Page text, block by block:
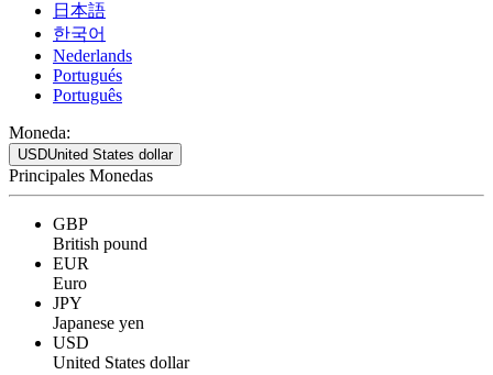
日本語
한국어
Nederlands
Portugués
Português
Moneda:
USDUnited States dollar
Principales Monedas
GBP
British pound
EUR
Euro
JPY
Japanese yen
USD
United States dollar